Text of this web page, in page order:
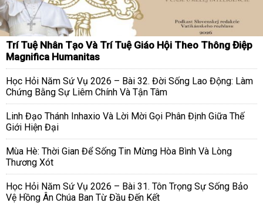
Trí Tuệ Nhân Tạo Và Trí Tuệ Giáo Hội Theo Thông Điệp
Magnifica Humanitas
Học Hỏi Năm Sứ Vụ 2026 – Bài 32. Đời Sống Lao Động: Làm
Chứng Bằng Sự Liêm Chính Và Tận Tâm
Linh Đạo Thánh Inhaxio Và Lời Mời Gọi Phân Định Giữa Thế
Giới Hiện Đại
Mùa Hè: Thời Gian Để Sống Tin Mừng Hòa Bình Và Lòng
Thương Xót
Học Hỏi Năm Sứ Vụ 2026 – Bài 31. Tôn Trọng Sự Sống Bảo
Vệ Hồng Ân Chúa Ban Từ Đầu Đến Kết